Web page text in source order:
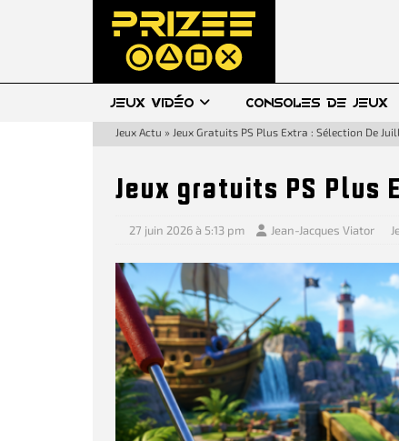
JEUX VIDÉO CONSOLES DE JEUX
Jeux Actu » Jeux Gratuits PS Plus Extra : Sélection De
Jeux gratuits PS
27 juin 2026 à 5:13 pm Jean-Jacques Viator